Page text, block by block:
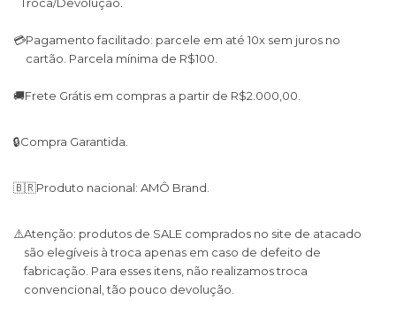
💳Pagamento facilitado: parcele em até 10x sem juros no
cartão. Parcela mínima de R$100.
🚚Frete Grátis em compras a partir de R$2.000,00.
🔒Compra Garantida.
🇧🇷Produto nacional: AMÔ Brand.
⚠️Atenção: produtos de SALE comprados no site de atacado
são elegíveis à troca apenas em caso de defeito de
fabricação. Para esses itens, não realizamos troca
convencional, tão pouco devolução.